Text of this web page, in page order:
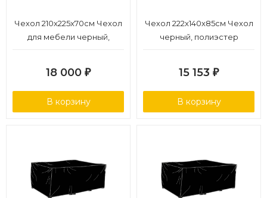
Чехол 210x225x70см Чехол
для мебели черный,
18 000 ₽
В корзину
Чехол 222x140x85см Чехол
черный, полиэстер
15 153 ₽
В корзину